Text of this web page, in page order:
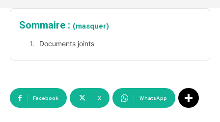
Sommaire : (masquer)
Documents joints
Facebook X WhatsApp